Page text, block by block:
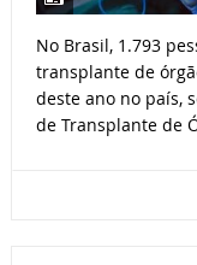
No Brasil, 1.793
transplante de
deste ano no país,
de Transplante de